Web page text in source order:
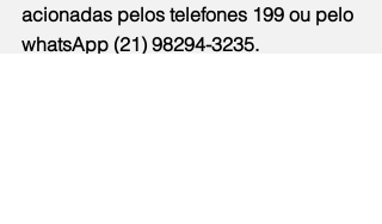
acionadas pelos telefones 199 ou pelo
whatsApp (21) 98294-3235.